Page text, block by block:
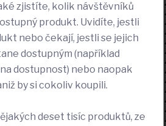
zjistíte, kolik návštěvníků
produkt. Uvidíte, jestli
nebo čekají, jestli se jejich
dostupným (například
dostupnost) nebo naopak
by si cokoliv koupili.
deset tisíc produktů, ze